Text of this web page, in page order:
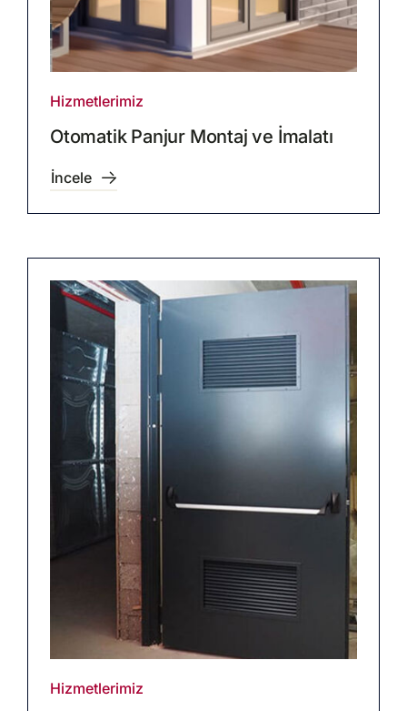
Hizmetlerimiz
Otomatik Panjur Montaj ve İmalatı
İncele
Hizmetlerimiz